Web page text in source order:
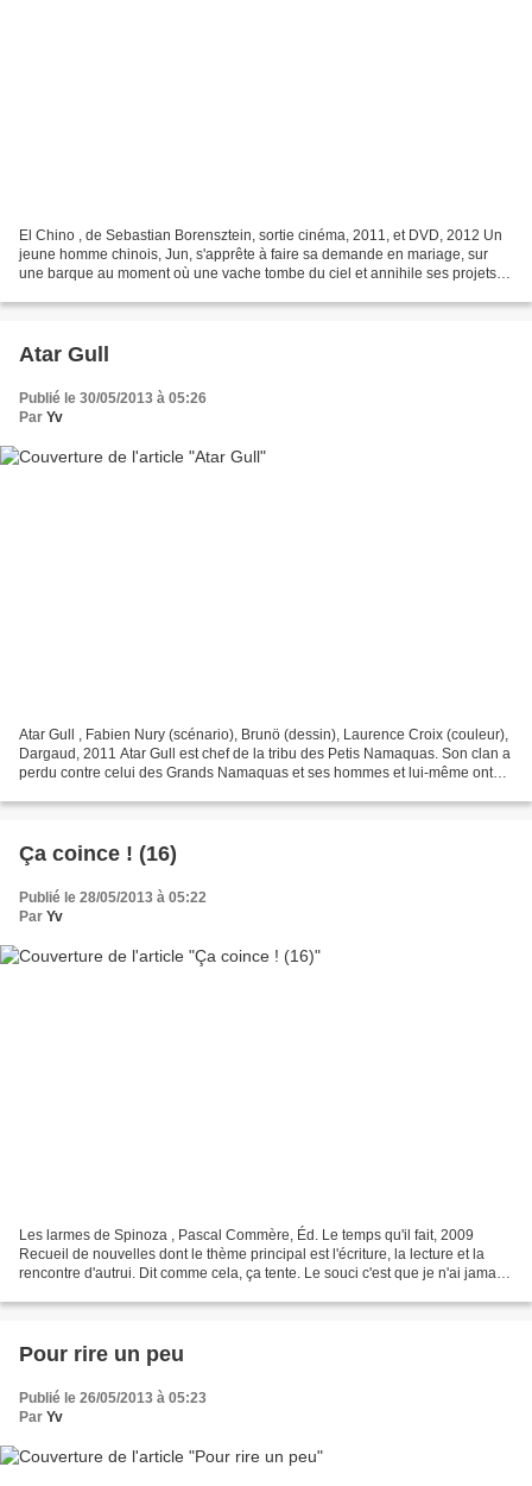
El Chino , de Sebastian Borensztein, sortie cinéma, 2011, et DVD, 2012 Un
jeune homme chinois, Jun, s'apprête à faire sa demande en mariage, sur
une barque au moment où une vache tombe du ciel et annihile ses projets.
Atar Gull
Publié le 30/05/2013 à 05:26
Par Yv
Atar Gull , Fabien Nury (scénario), Brunö (dessin), Laurence Croix (couleur),
Dargaud, 2011 Atar Gull est chef de la tribu des Petis Namaquas. Son clan a
perdu contre celui des Grands Namaquas et ses hommes et lui-même ont
Ça coince ! (16)
Publié le 28/05/2013 à 05:22
Par Yv
Les larmes de Spinoza , Pascal Commère, Éd. Le temps qu'il fait, 2009
Recueil de nouvelles dont le thème principal est l'écriture, la lecture et la
rencontre d'autrui. Dit comme cela, ça tente. Le souci c'est que je n'ai jamais
Pour rire un peu
Publié le 26/05/2013 à 05:23
Par Yv